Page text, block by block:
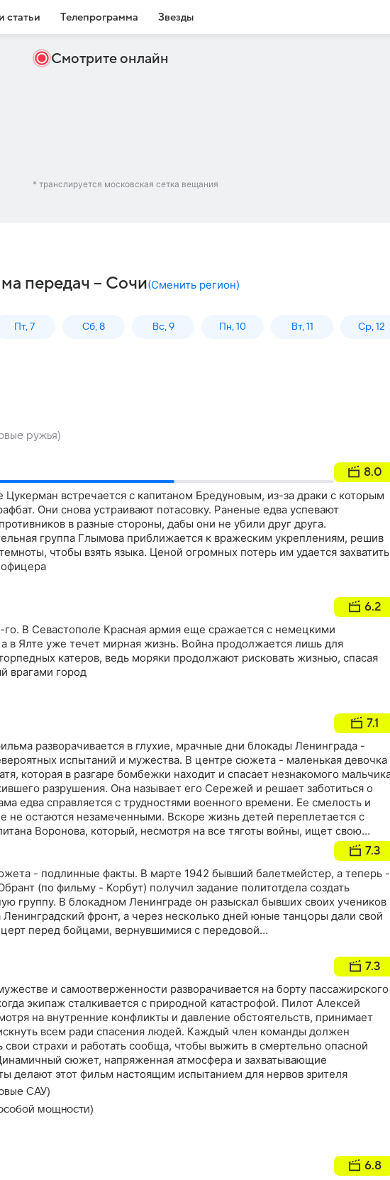
статьи Телепрограмма Звезды
Смотрите онлайн
* транслируется московская сетка вещания
передач – Сочи(Сменить регион)
Пт, 7 Сб, 8 Вс, 9 Пн, 10 Вт, 11 Ср, 12
ружья)
8.0
Цукерман встречается с капитаном Бредуновым, из-за драки с которым
Они снова устраивают потасовку. Раненые едва успевают
в разные стороны, дабы они не убили друг друга.
группа Глымова приближается к вражеским укреплениям, решив
чтобы взять языка. Ценой огромных потерь им удается захватить
6.2
го. В Севастополе Красная армия еще сражается с немецкими
в Ялте уже течет мирная жизнь. Война продолжается лишь для
катеров, ведь моряки продолжают рисковать жизнью, спасая
врагами город
7.1
разворачивается в глухие, мрачные дни блокады Ленинграда -
испытаний и мужества. В центре сюжета - маленькая девочка
которая в разгаре бомбежки находит и спасает незнакомого
разрушения. Она называет его Сережей и решает заботиться о
едва справляется с трудностями военного времени. Ее смелость и
не остаются незамеченными. Вскоре жизнь детей переплетается с
Воронова, который, несмотря на все тяготы войны, ищет свою
приводят его к этим двум детям, и он обнаруживает, что
мальчик - это его собственный сын Митя. Капитан, тронутый добротой
удочерить девочку, ставшую для Мити не только другом, но и
Вместе они начинают новый путь в мире, который, несмотря на все
все еще способен дарить любовь и тепло
7.3
- подлинные факты. В марте 1942 бывший балетмейстер, а теперь -
(по фильму - Корбут) получил задание политотдела создать
группу. В блокадном Ленинграде он разыскал бывших своих учеников
Ленинградский фронт, а через несколько дней юные танцоры дали свой
перед бойцами, вернувшимися с передовой…
7.3
и самоотверженности разворачивается на борту пассажирского
экипаж сталкивается с природной катастрофой. Пилот Алексей
на внутренние конфликты и давление обстоятельств, принимает
всем ради спасения людей. Каждый член команды должен
свои страхи и работать сообща, чтобы выжить в смертельно опасной
сюжет, напряженная атмосфера и захватывающие
делают этот фильм настоящим испытанием для нервов зрителя
САУ)
мощности)
6.8